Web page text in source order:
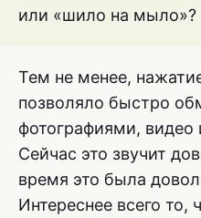
или «шило на мыло»?
Тем не менее,
позволяло быстро
фотографиями, видео
Сейчас это звучит
время это была
Интереснее всего то,